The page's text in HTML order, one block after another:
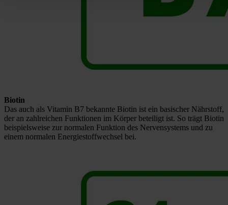
Biotin
Das auch als Vitamin B7 bekannte Biotin ist ein basischer Nährstoff,
der an zahlreichen Funktionen im Körper beteiligt ist. So trägt Biotin
beispielsweise zur normalen Funktion des Nervensystems und zu
einem normalen Energiestoffwechsel bei.